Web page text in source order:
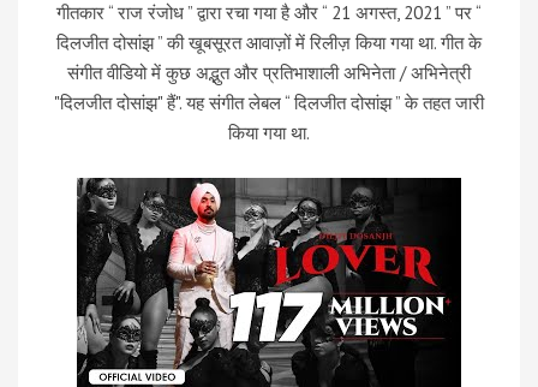
गीतकार “ राज रंजोध ” द्वारा रचा गया है और “ 21 अगस्त, 2021 ” पर “
दिलजीत दोसांझ ” की खूबसूरत आवाज़ों में रिलीज़ किया गया था. गीत के
संगीत वीडियो में कुछ अद्भुत और प्रतिभाशाली अभिनेता / अभिनेत्री
"दिलजीत दोसांझ" हैं". यह संगीत लेबल “ दिलजीत दोसांझ ” के तहत जारी
किया गया था.